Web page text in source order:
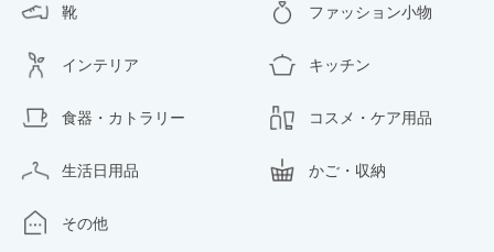
靴 ファッション小物
インテリア キッチン
食器・カトラリー コスメ・ケア用品
生活日用品 かご・収納
その他